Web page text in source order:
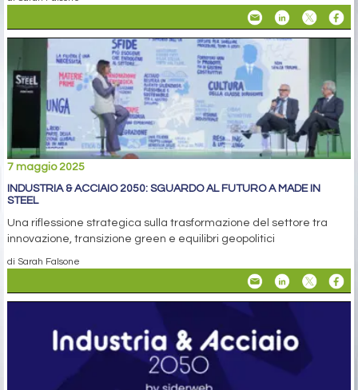
7 maggio 2025
INDUSTRIA & ACCIAIO 2050: SGUARDO AL FUTURO A MADE IN
STEEL
Una riflessione strategica sulla trasformazione del settore tra
innovazione, transizione green e equilibri geopolitici
di Sarah Falsone